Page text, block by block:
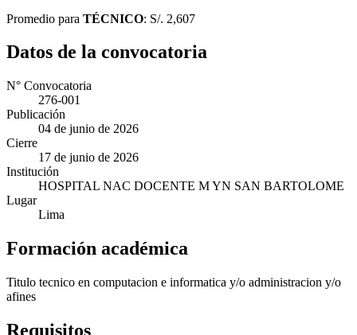
Promedio para TÉCNICO: S/. 2,607
Datos de la convocatoria
N° Convocatoria
276-001
Publicación
04 de junio de 2026
Cierre
17 de junio de 2026
Institución
HOSPITAL NAC DOCENTE M YN SAN BARTOLOME
Lugar
Lima
Formación académica
Titulo tecnico en computacion e informatica y/o administracion y/o
afines
Requisitos